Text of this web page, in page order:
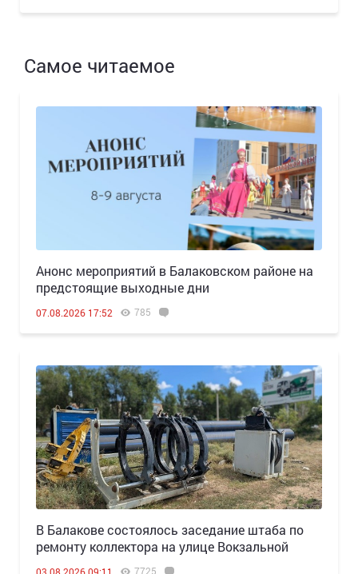
Самое читаемое
Анонс мероприятий в Балаковском районе на
предстоящие выходные дни
07.08.2026 17:52 785
В Балакове состоялось заседание штаба по
ремонту коллектора на улице Вокзальной
7725